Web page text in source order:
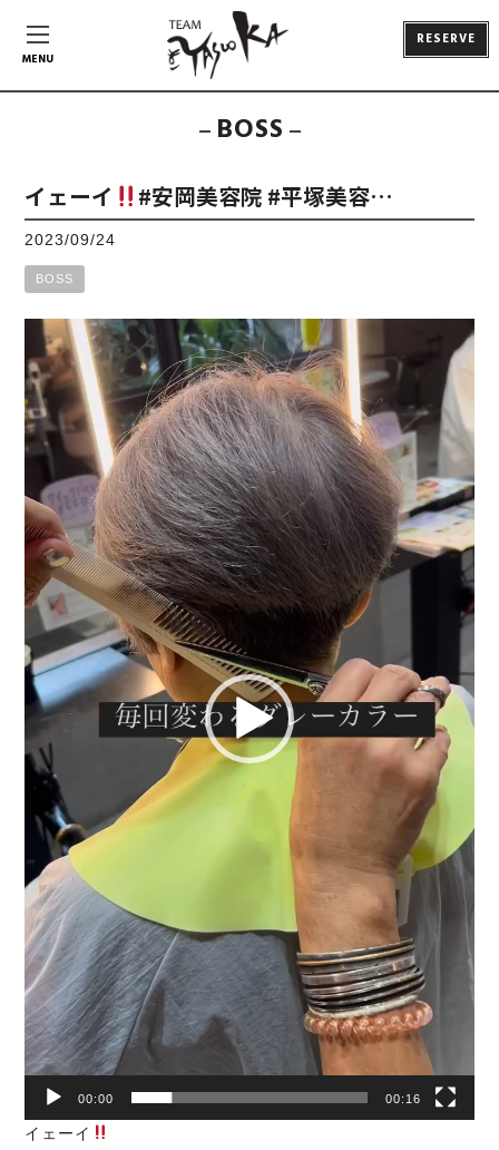
MENU
RESERVE
BOSS
イェーイ #安岡美容院 #平塚美容…
2023/09/24
BOSS
画
プ
レ
ー
ー
00:00 00:16
イェーイ